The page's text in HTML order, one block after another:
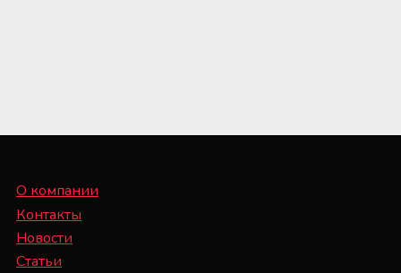
О компании
Контакты
Новости
Статьи